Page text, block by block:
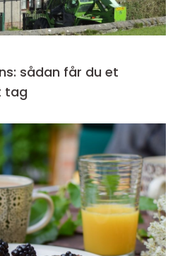
sådan får du et
tag